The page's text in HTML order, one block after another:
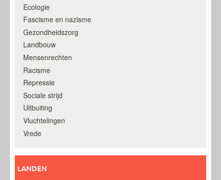
Ecologie
Fascisme en nazisme
Gezondheidszorg
Landbouw
Mensenrechten
Racisme
Repressie
Sociale strijd
Uitbuiting
Vluchtelingen
Vrede
LANDEN